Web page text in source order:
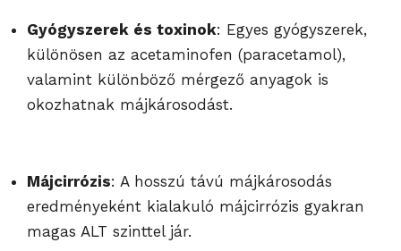
Gyógyszerek és toxinok: Egyes gyógyszerek,
különösen az acetaminofen (paracetamol),
valamint különböző mérgező anyagok is
okozhatnak májkárosodást.
Májcirrózis: A hosszú távú májkárosodás
eredményeként kialakuló májcirrózis gyakran
magas ALT szinttel jár.